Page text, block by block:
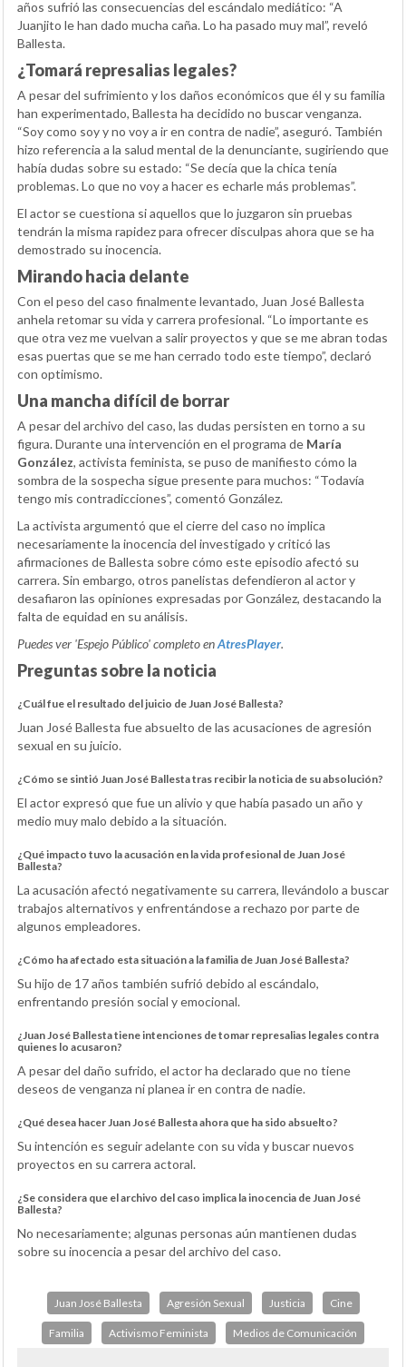
años sufrió las consecuencias del escándalo mediático: “A
Juanjito le han dado mucha caña. Lo ha pasado muy mal”, reveló
Ballesta.
¿Tomará represalias legales?
A pesar del sufrimiento y los daños económicos que él y su familia
han experimentado, Ballesta ha decidido no buscar venganza.
“Soy como soy y no voy a ir en contra de nadie”, aseguró. También
hizo referencia a la salud mental de la denunciante, sugiriendo que
había dudas sobre su estado: “Se decía que la chica tenía
problemas. Lo que no voy a hacer es echarle más problemas”.
El actor se cuestiona si aquellos que lo juzgaron sin pruebas
tendrán la misma rapidez para ofrecer disculpas ahora que se ha
demostrado su inocencia.
Mirando hacia delante
Con el peso del caso finalmente levantado, Juan José Ballesta
anhela retomar su vida y carrera profesional. “Lo importante es
que otra vez me vuelvan a salir proyectos y que se me abran todas
esas puertas que se me han cerrado todo este tiempo”, declaró
con optimismo.
Una mancha difícil de borrar
A pesar del archivo del caso, las dudas persisten en torno a su
figura. Durante una intervención en el programa de María
González, activista feminista, se puso de manifiesto cómo la
sombra de la sospecha sigue presente para muchos: “Todavía
tengo mis contradicciones”, comentó González.
La activista argumentó que el cierre del caso no implica
necesariamente la inocencia del investigado y criticó las
afirmaciones de Ballesta sobre cómo este episodio afectó su
carrera. Sin embargo, otros panelistas defendieron al actor y
desafiaron las opiniones expresadas por González, destacando la
falta de equidad en su análisis.
Puedes ver 'Espejo Público' completo enAtresPlayer.
Preguntas sobre la noticia
¿Cuál fue el resultado del juicio de Juan José Ballesta?
Juan José Ballesta fue absuelto de las acusaciones de agresión
sexual en su juicio.
¿Cómo se sintió Juan José Ballesta tras recibir la noticia de su absolución?
El actor expresó que fue un alivio y que había pasado un año y
medio muy malo debido a la situación.
¿Qué impacto tuvo la acusación en la vida profesional de Juan José
Ballesta?
La acusación afectó negativamente su carrera, llevándolo a buscar
trabajos alternativos y enfrentándose a rechazo por parte de
algunos empleadores.
¿Cómo ha afectado esta situación a la familia de Juan José Ballesta?
Su hijo de 17 años también sufrió debido al escándalo,
enfrentando presión social y emocional.
¿Juan José Ballesta tiene intenciones de tomar represalias legales contra
quienes lo acusaron?
A pesar del daño sufrido, el actor ha declarado que no tiene
deseos de venganza ni planea ir en contra de nadie.
¿Qué desea hacer Juan José Ballesta ahora que ha sido absuelto?
Su intención es seguir adelante con su vida y buscar nuevos
proyectos en su carrera actoral.
¿Se considera que el archivo del caso implica la inocencia de Juan José
Ballesta?
No necesariamente; algunas personas aún mantienen dudas
sobre su inocencia a pesar del archivo del caso.
Juan José Ballesta Agresión Sexual Justicia Cine
Familia Activismo Feminista Medios de Comunicación